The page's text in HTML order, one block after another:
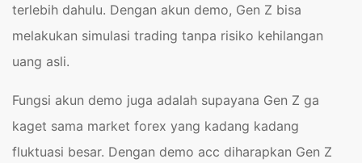
terlebih dahulu. Dengan akun demo, Gen Z bisa
melakukan simulasi trading tanpa risiko kehilangan
uang asli.
Fungsi akun demo juga adalah supayana Gen Z ga
kaget sama market forex yang kadang kadang
fluktuasi besar. Dengan demo acc diharapkan Gen Z